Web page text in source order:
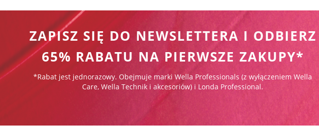
ZAPISZ SIĘ DO NEWSLETTERA I ODBIERZ
65% RABATU NA PIERWSZE ZAKUPY*
*Rabat jest jednorazowy. Obejmuje marki Wella Professionals (z wyłączeniem Wella
Care, Wella Technik i akcesoriów) i Londa Professional.